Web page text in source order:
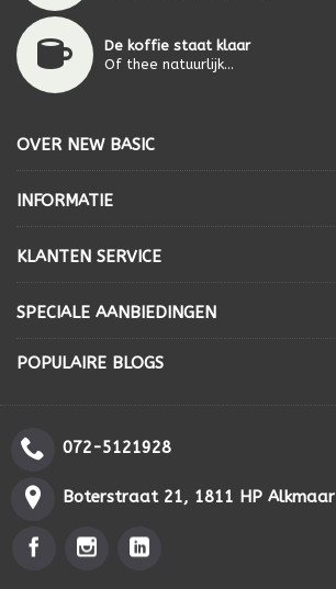
De koffie staat klaar
Of thee natuurlijk...
OVER NEW BASIC
INFORMATIE
KLANTEN SERVICE
SPECIALE AANBIEDINGEN
POPULAIRE BLOGS
072-5121928
Boterstraat 21, 1811 HP Alkmaar